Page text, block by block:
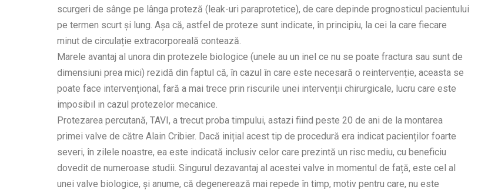
scurgeri de sânge pe lânga proteză (leak-uri paraprotetice), de care depinde prognosticul pacientului
pe termen scurt și lung. Așa că, astfel de proteze sunt indicate, în principiu, la cei la care fiecare
minut de circulație extracorporeală contează.
Marele avantaj al unora din protezele biologice (unele au un inel ce nu se poate fractura sau sunt de
dimensiuni prea mici) rezidă din faptul că, în cazul în care este necesară o reintervenție, aceasta se
poate face intervențional, fară a mai trece prin riscurile unei intervenții chirurgicale, lucru care este
imposibil in cazul protezelor mecanice.
Protezarea percutană, TAVI, a trecut proba timpului, astazi fiind peste 20 de ani de la montarea
primei valve de către Alain Cribier. Dacă inițial acest tip de procedură era indicat pacienților foarte
severi, în zilele noastre, ea este indicată inclusiv celor care prezintă un risc mediu, cu beneficiu
dovedit de numeroase studii. Singurul dezavantaj al acestei valve in momentul de față, este cel al
unei valve biologice, și anume, că degenerează mai repede în timp, motiv pentru care, nu este